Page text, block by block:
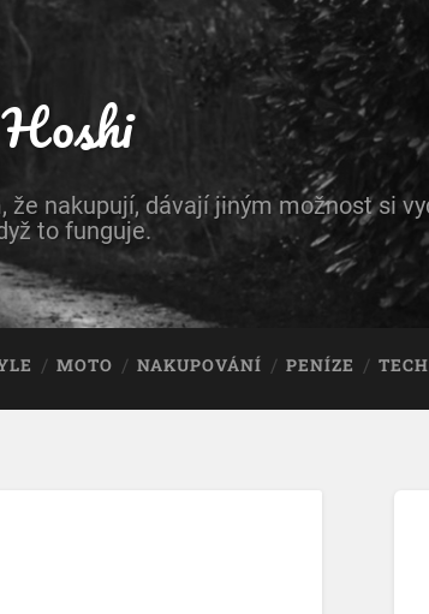
Hoshi
nakupují, dávají jiným možnost si
to funguje.
MOTO NAKUPOVÁNÍ PENÍZE